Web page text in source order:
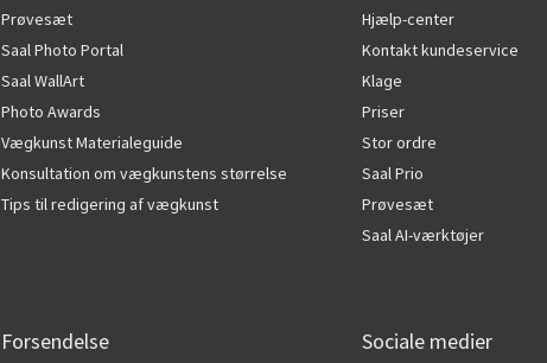
Prøvesæt
Saal Photo Portal
Saal WallArt
Photo Awards
Vægkunst Materialeguide
Konsultation om vægkunstens størrelse
Tips til redigering af vægkunst
Hjælp-center
Kontakt kundeservice
Klage
Priser
Stor ordre
Saal Prio
Prøvesæt
Saal AI-værktøjer
Forsendelse Sociale medier